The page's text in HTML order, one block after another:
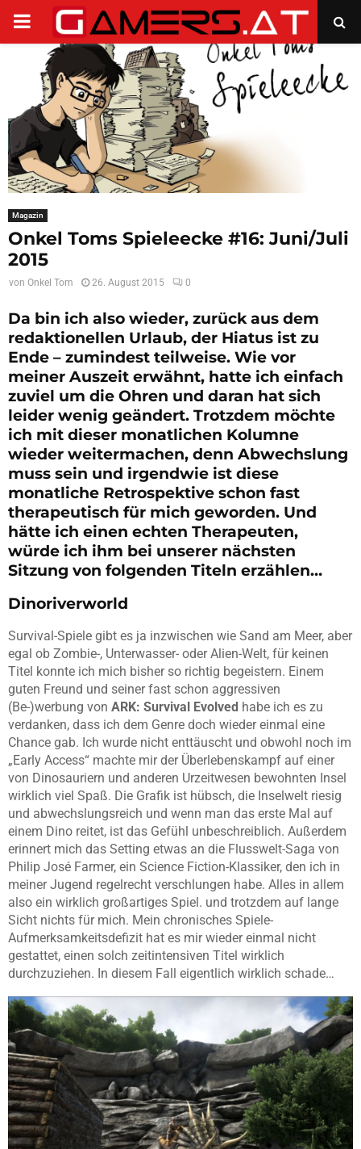
PRIMARY
MENU
Magazin
Onkel Toms Spieleecke #16: Juni/Juli
2015
von Onkel Tom 26. August 2015 0
Da bin ich also wieder, zurück aus dem
redaktionellen Urlaub, der Hiatus ist zu
Ende – zumindest teilweise. Wie vor
meiner Auszeit erwähnt, hatte ich einfach
zuviel um die Ohren und daran hat sich
leider wenig geändert. Trotzdem möchte
ich mit dieser monatlichen Kolumne
wieder weitermachen, denn Abwechslung
muss sein und irgendwie ist diese
monatliche Retrospektive schon fast
therapeutisch für mich geworden. Und
hätte ich einen echten Therapeuten,
würde ich ihm bei unserer nächsten
Sitzung von folgenden Titeln erzählen…
Dinoriverworld
Survival-Spiele gibt es ja inzwischen wie Sand am Meer, aber
egal ob Zombie-, Unterwasser- oder Alien-Welt, für keinen
Titel konnte ich mich bisher so richtig begeistern. Einem
guten Freund und seiner fast schon aggressiven
(Be-)werbung von ARK: Survival Evolved habe ich es zu
verdanken, dass ich dem Genre doch wieder einmal eine
Chance gab. Ich wurde nicht enttäuscht und obwohl noch im
„Early Access“ machte mir der Überlebenskampf auf einer
von Dinosauriern und anderen Urzeitwesen bewohnten Insel
wirklich viel Spaß. Die Grafik ist hübsch, die Inselwelt riesig
und abwechslungsreich und wenn man das erste Mal auf
einem Dino reitet, ist das Gefühl unbeschreiblich. Außerdem
erinnert mich das Setting etwas an die Flusswelt-Saga von
Philip José Farmer, ein Science Fiction-Klassiker, den ich in
meiner Jugend regelrecht verschlungen habe. Alles in allem
also ein wirklich großartiges Spiel. und trotzdem auf lange
Sicht nichts für mich. Mein chronisches Spiele-
Aufmerksamkeitsdefizit hat es mir wieder einmal nicht
gestattet, einen solch zeitintensiven Titel wirklich
durchzuziehen. In diesem Fall eigentlich wirklich schade…